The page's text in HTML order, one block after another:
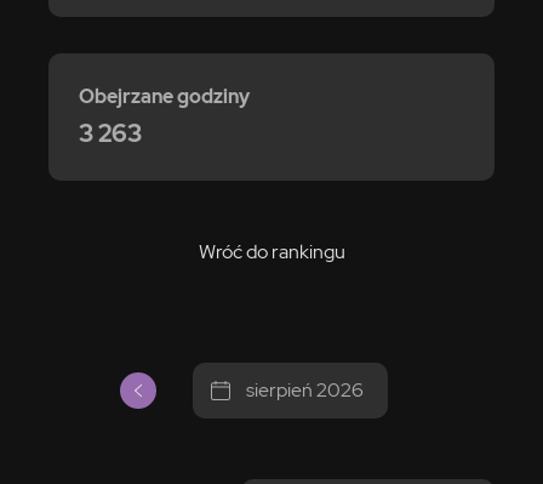
Wróć do rankingu
Obejrzane godziny
3 263
sierpień 2026